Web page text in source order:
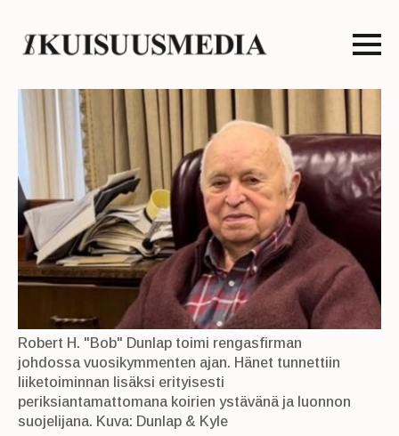
Robert H. "Bob" Dunlap toimi rengasfirman
johdossa vuosikymmenten ajan. Hänet tunnettiin
liiketoiminnan lisäksi erityisesti
periksiantamattomana koirien ystävänä ja luonnon
suojelijana. Kuva: Dunlap & Kyle